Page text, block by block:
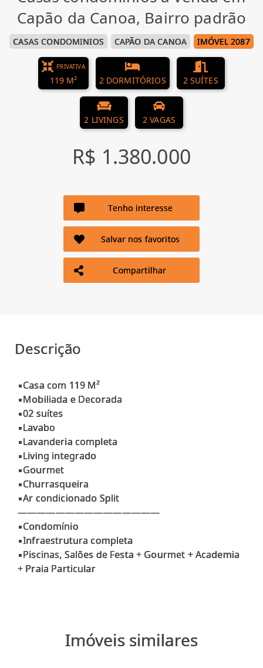
Capão da Canoa, Bairro padrão
CASAS CONDOMINIOS CAPÃO DA CANOA IMÓVEL 2087
PRIVATIVA
119 M² 2 DORMITÓRIOS 2 SUÍTES
2 LIVINGS 2 VAGAS
R$ 1.380.000
Tenho interesse
Salvar nos favoritos
Compartilhar
Descrição
▪Casa com 119 M²
▪Mobiliada e Decorada
▪02 suítes
▪Lavabo
▪Lavanderia completa
▪Living integrado
▪Gourmet
▪Churrasqueira
▪Ar condicionado Split
———————————————
▪Condomínio
▪Infraestrutura completa
▪Piscinas, Salões de Festa + Gourmet + Academia
+ Praia Particular
Imóveis similares